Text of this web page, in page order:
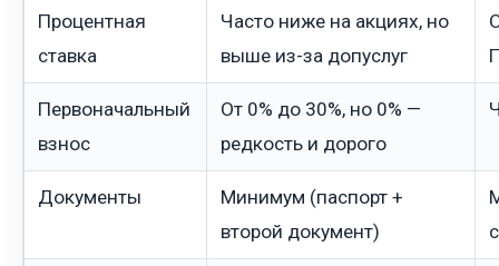
Процентная
ставка
Часто ниже на акциях, но
выше из-за допуслуг
Первоначальный
взнос
От 0% до 30%, но 0% —
редкость и дорого
Документы
Минимум (паспорт +
второй документ)